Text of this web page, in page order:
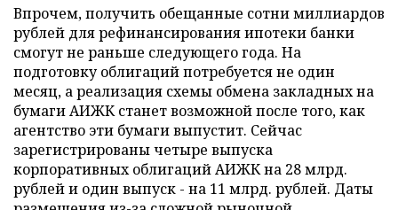
Впрочем, получить обещанные сотни миллиардов
рублей для рефинансирования ипотеки банки
смогут не раньше следующего года. На
подготовку облигаций потребуется не один
месяц, а реализация схемы обмена закладных на
бумаги АИЖК станет возможной после того, как
агентство эти бумаги выпустит. Сейчас
зарегистрированы четыре выпуска
корпоративных облигаций АИЖК на 28 млрд.
рублей и один выпуск - на 11 млрд. рублей. Даты